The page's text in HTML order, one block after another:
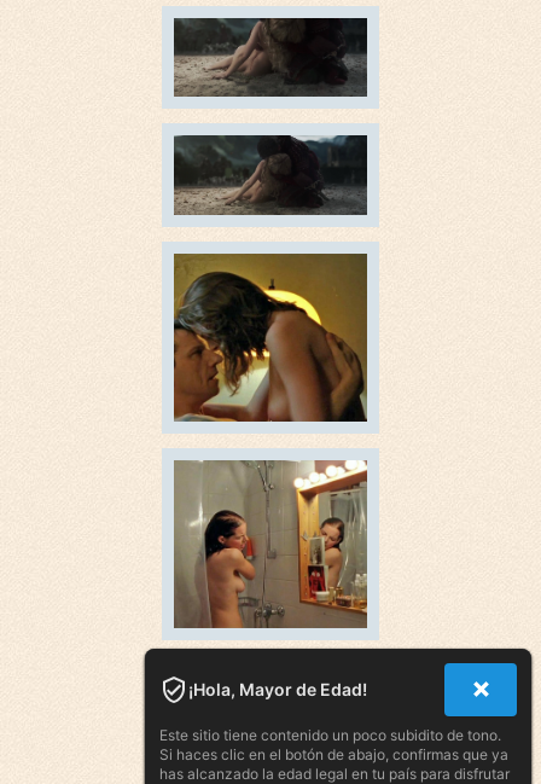
¡Hola, Mayor de Edad!
Este sitio tiene contenido un poco subidito de tono.
Si haces clic en el botón de abajo, confirmas que ya
has alcanzado la edad legal en tu país para disfrutar